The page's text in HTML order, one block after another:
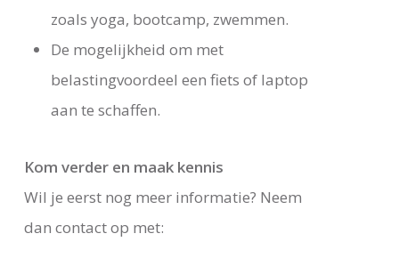
zoals yoga, bootcamp, zwemmen.
De mogelijkheid om met
belastingvoordeel een fiets of laptop
aan te schaffen.
Kom verder en maak kennis
Wil je eerst nog meer informatie? Neem
dan contact op met: